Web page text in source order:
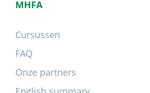
MHFA
Cursussen
FAQ
Onze partners